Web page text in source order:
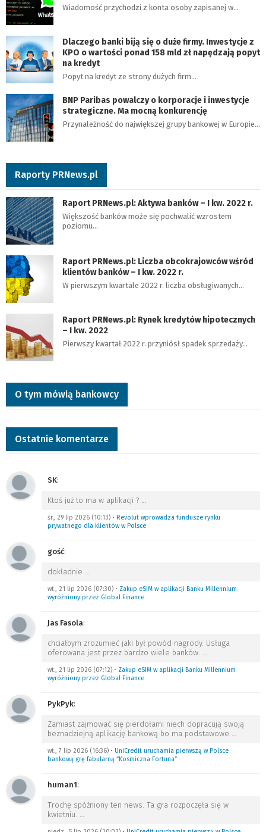
Wiadomość przychodzi z konta osoby zapisanej w…
Dlaczego banki biją się o duże firmy. Inwestycje z
KPO o wartości ponad 158 mld zł napędzają popyt
na kredyt
Popyt na kredyt ze strony dużych firm…
BNP Paribas powalczy o korporacje i inwestycje
strategiczne. Ma mocną konkurencję
Przynależność do największej grupy bankowej w Europie…
Raporty PRNews.pl
Raport PRNews.pl: Aktywa banków – I kw. 2022 r.
Większość banków może się pochwalić wzrostem
poziomu…
Raport PRNews.pl: Liczba obcokrajowców wśród
klientów banków – I kw. 2022 r.
W pierwszym kwartale 2022 r. liczba obsługiwanych…
Raport PRNews.pl: Rynek kredytów hipotecznych
– I kw. 2022
Pierwszy kwartał 2022 r. przyniósł spadek sprzedaży…
O tym mówią bankowcy
Ostatnie komentarze
SK:
Ktoś już to ma w aplikacji ? …
śr., 29 lip 2026 (10:13) • Revolut wprowadza fundusze rynku
prywatnego dla klientów w Polsce
gość:
dokładnie …
wt., 21 lip 2026 (07:30) • Zakup eSIM w aplikacji Banku Millennium
wyróżniony przez Global Finance
Jas Fasola:
chciałbym zrozumieć jaki był powód nagrody. Usługa
oferowana jest przez bardzo wiele banków. …
wt., 21 lip 2026 (07:12) • Zakup eSIM w aplikacji Banku Millennium
wyróżniony przez Global Finance
PykPyk:
Zamiast zajmować się pierdołami niech dopracują swoją
beznadziejną aplikację bankową bo ma podstawowe …
wt., 7 lip 2026 (16:36) • UniCredit uruchamia pierwszą w Polsce
bankową grę fabularną “Kosmiczna Fortuna”
human1:
Trochę spóźniony ten news. Ta gra rozpoczęła się w
kwietniu. …